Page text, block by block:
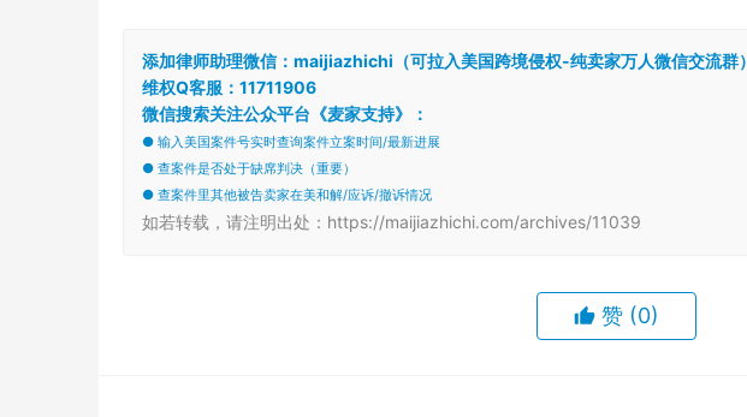
添加律师助理微信：maijiazhichi（可拉入美国跨境侵权-纯卖家万人微信交流群）
维权Q客服：11711906
微信搜索关注公众平台《麦家支持》：
● 输入美国案件号实时查询案件立案时间/最新进展
● 查案件是否处于缺席判决（重要）
● 查案件里其他被告卖家在美和解/应诉/撤诉情况
如若转载，请注明出处：https://maijiazhichi.com/archives/11039
赞 (0)